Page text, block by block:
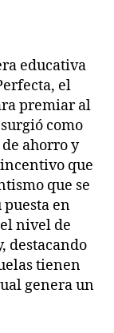
educativa
el
premiar al
como
ahorro y
que
que se
puesta en
nivel de
destacando
tienen
genera un